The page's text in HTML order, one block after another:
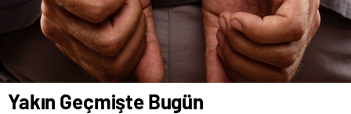
Yakın Geçmişte Bugün